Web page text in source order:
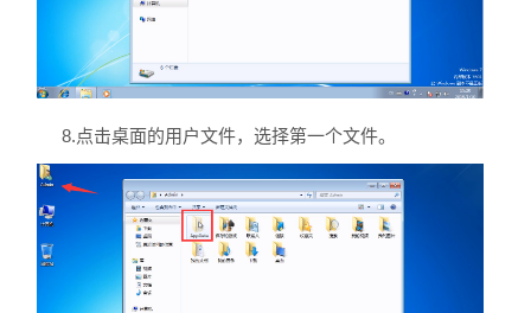
8.点击桌面的用户文件，选择第一个文件。